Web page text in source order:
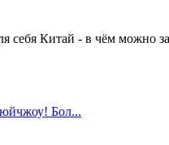
себя Китай - в чём можно
Бол...